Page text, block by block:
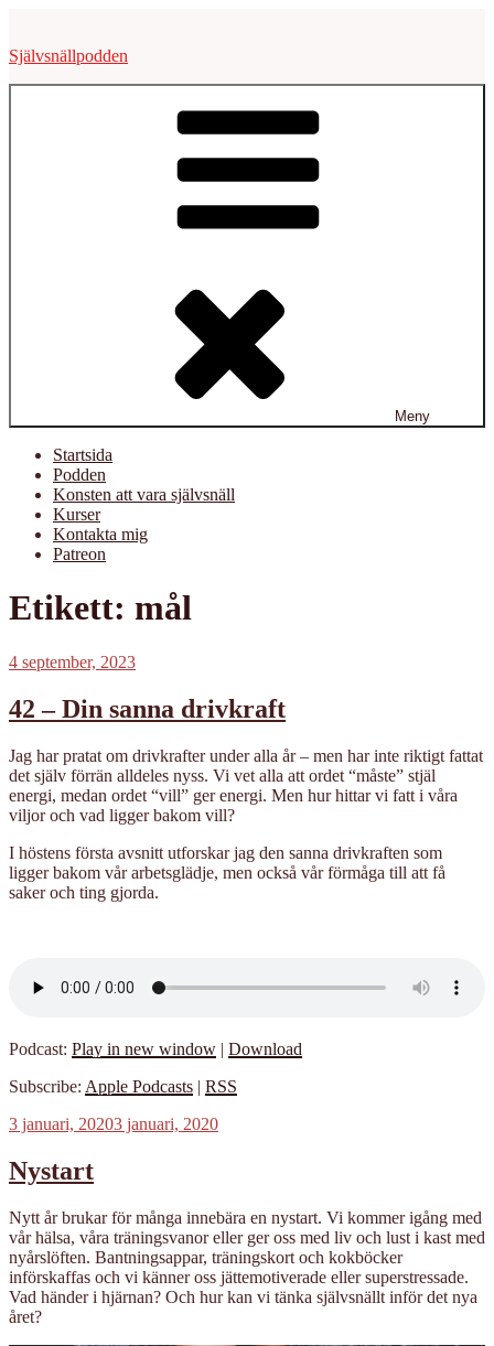
innehåll
Självsnällpodden
Meny
Startsida
Podden
Konsten att vara självsnäll
Kurser
Kontakta mig
Patreon
Etikett: mål
Publicerat
4 september, 2023
42 – Din sanna drivkraft
Jag har pratat om drivkrafter under alla år – men har inte riktigt fattat
det själv förrän alldeles nyss. Vi vet alla att ordet “måste” stjäl
energi, medan ordet “vill” ger energi. Men hur hittar vi fatt i våra
viljor och vad ligger bakom vill?
I höstens första avsnitt utforskar jag den sanna drivkraften som
ligger bakom vår arbetsglädje, men också vår förmåga till att få
saker och ting gjorda.
Podcast: Play in new window | Download
Subscribe: Apple Podcasts | RSS
Publicerat
3 januari, 20203 januari, 2020
Nystart
Nytt år brukar för många innebära en nystart. Vi kommer igång med
vår hälsa, våra träningsvanor eller ger oss med liv och lust i kast med
nyårslöften. Bantningsappar, träningskort och kokböcker
införskaffas och vi känner oss jättemotiverade eller superstressade.
Vad händer i hjärnan? Och hur kan vi tänka självsnällt inför det nya
året?